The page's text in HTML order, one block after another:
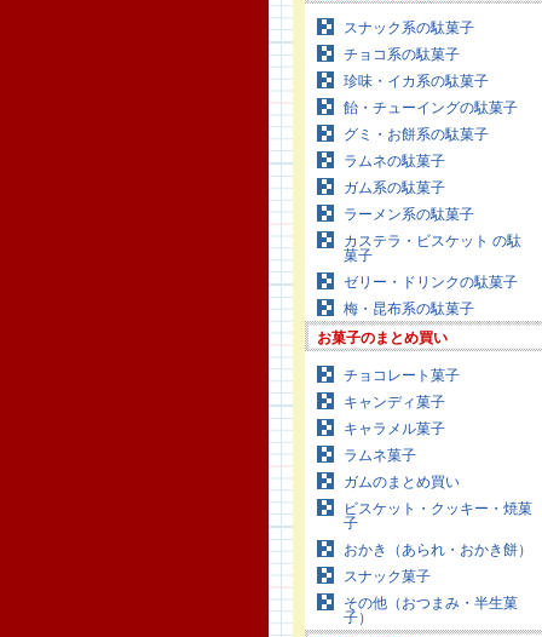
スナック系の駄菓子
チョコ系の駄菓子
珍味・イカ系の駄菓子
飴・チューイングの駄菓子
グミ・お餅系の駄菓子
ラムネの駄菓子
ガム系の駄菓子
ラーメン系の駄菓子
カステラ・ビスケット の駄
菓子
ゼリー・ドリンクの駄菓子
梅・昆布系の駄菓子
お菓子のまとめ買い
チョコレート菓子
キャンディ菓子
キャラメル菓子
ラムネ菓子
ガムのまとめ買い
ビスケット・クッキー・焼菓
子
おかき（あられ・おかき餅）
スナック菓子
その他（おつまみ・半生菓
子）